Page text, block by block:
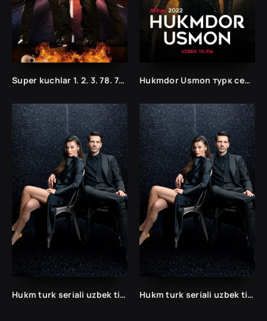
Super kuchlar 1. 2. 3. 78. 79. 80. 81. 82. 83. 84. 85. 86. 87. 88. 89. 90. 91. 92. 93. 94. 95 Qism Uzbek tilida Tarjima Serial Hukmdor Usmon турк сериали ўзбек тилида барча қисмлар
Hukm turk seriali uzbek tilida /Хукм турк сериали ўзбек тилида/ 203. 204. 205. 206. 207. 208. 209. 210. 211. 212. 213. 214. 215 barcha qismlari. Hukm turk seriali uzbek tilida /Хукм турк сериали ўзбек тилида/ 203. 204. 205. 206. 207. 208. 209. 210. 211. 212. 213. 214. 215 barcha qismlari.